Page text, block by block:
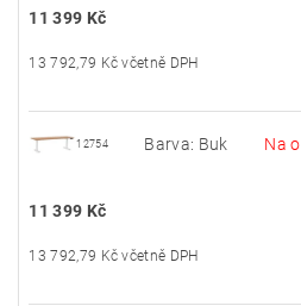
11 399 Kč
13 792,79 Kč včetně DPH
12754 Barva: Buk Na
11 399 Kč
13 792,79 Kč včetně DPH